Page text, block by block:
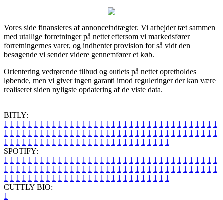
Vores side finansieres af annonceindtægter. Vi arbejder tæt sammen
med utallige forretninger på nettet eftersom vi markedsfører
forretningernes varer, og indhenter provision for så vidt den
besøgende vi sender videre gennemfører et køb.
Orientering vedrørende tilbud og outlets på nettet opretholdes
løbende, men vi giver ingen garanti imod reguleringer der kan være
realiseret siden nyligste opdatering af de viste data.
BITLY:
1 1 1 1 1 1 1 1 1 1 1 1 1 1 1 1 1 1 1 1 1 1 1 1 1 1 1 1 1 1 1 1 1 1 1 1
1 1 1 1 1 1 1 1 1 1 1 1 1 1 1 1 1 1 1 1 1 1 1 1 1 1 1 1 1 1 1 1 1 1 1 1
1 1 1 1 1 1 1 1 1 1 1 1 1 1 1 1 1 1 1 1 1 1 1 1 1 1 1 1
SPOTIFY:
1 1 1 1 1 1 1 1 1 1 1 1 1 1 1 1 1 1 1 1 1 1 1 1 1 1 1 1 1 1 1 1 1 1 1 1
1 1 1 1 1 1 1 1 1 1 1 1 1 1 1 1 1 1 1 1 1 1 1 1 1 1 1 1 1 1 1 1 1 1 1 1
1 1 1 1 1 1 1 1 1 1 1 1 1 1 1 1 1 1 1 1 1 1 1 1 1 1 1 1
CUTTLY BIO:
1